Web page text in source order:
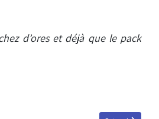
d’ores et déjà que le pack